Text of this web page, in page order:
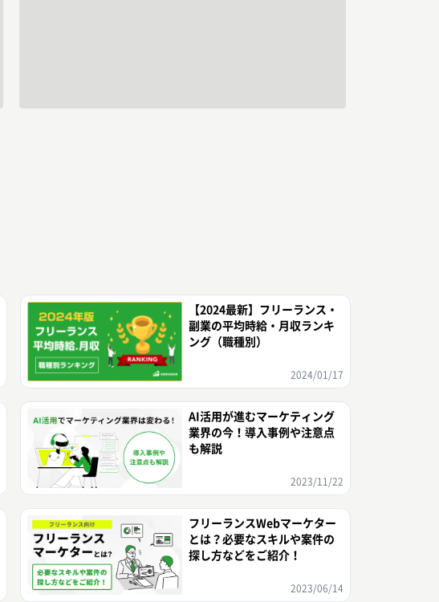
【2024最新】フリーランス・
副業の平均時給・月収ランキ
ング（職種別）
2024/01/17
AI活用が進むマーケティング
業界の今！導入事例や注意点
も解説
2023/11/22
フリーランスWebマーケター
とは？必要なスキルや案件の
探し方などをご紹介！
2023/06/14